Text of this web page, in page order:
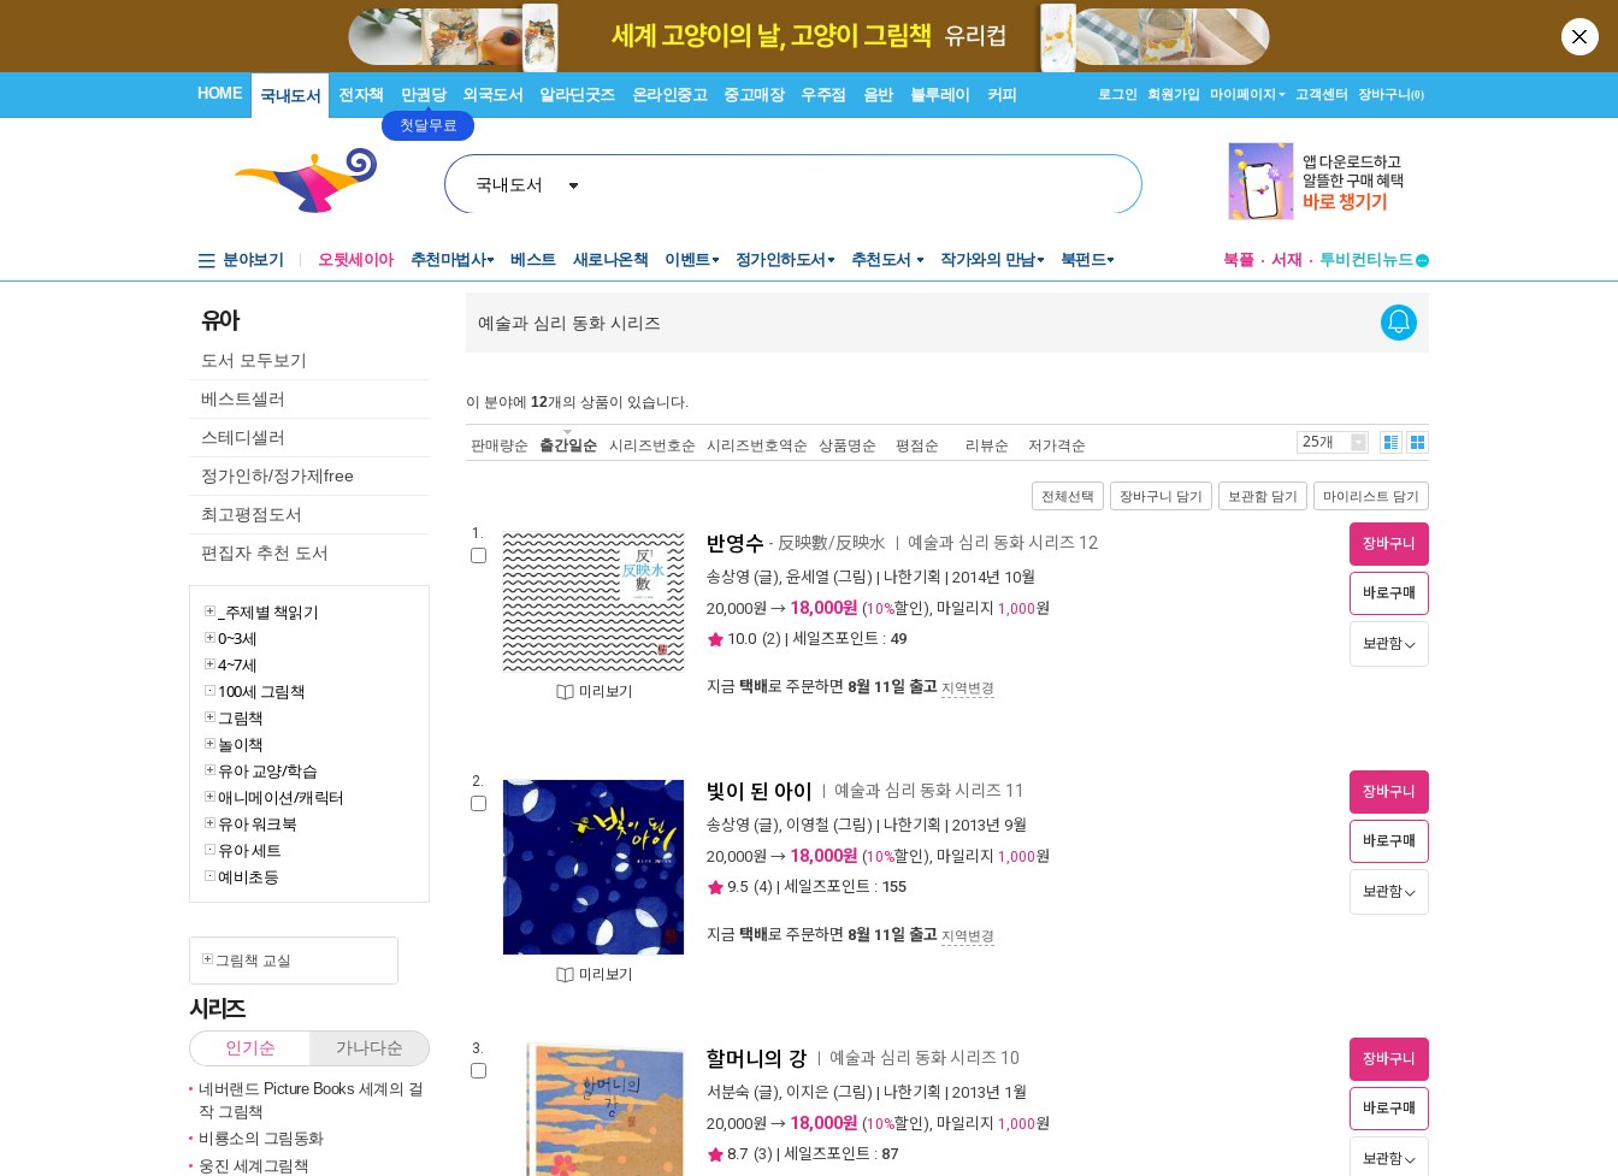
HOME 국내도서 전자책 만권당
첫달무료
외국도서 알라딘굿즈 온라인중고 중고매장 우주점 음반 블루레이 커피 로그인 회원가입 마이페이지 고객센터 장바구니(0)
국내도서
분야보기 오뒷세이아 추천마법사 베스트 새로나온책 이벤트 정가인하도서 추천도서 작가와의 만남 북펀드 북플 서재
투비컨티뉴드
투비컨티뉴드
유아
도서 모두보기
베스트셀러
스테디셀러
정가인하/정가제free
최고평점도서
편집자 추천 도서
_주제별 책읽기
0~3세
4~7세
100세 그림책
그림책
놀이책
유아 교양/학습
애니메이션/캐릭터
유아 워크북
유아 세트
예비초등
그림책 교실
시리즈
인기순 가나다순
네버랜드 Picture Books 세계의 걸
작 그림책
비룡소의 그림동화
웅진 세계그림책
예술과 심리 동화 시리즈
이 분야에 12개의 상품이 있습니다.
판매량순 출간일순 시리즈번호순 시리즈번호역순 상품명순 평점순 리뷰순 저가격순 25개
전체선택 장바구니 담기 보관함 담기 마이리스트 담기
1.
미리보기
반영수 - 反映數/反映水 예술과 심리 동화 시리즈 12
송상영 (글), 윤세열 (그림) | 나한기획 | 2014년 10월
20,000원 → 18,000원 (10%할인), 마일리지 1,000원
10.0 (2) | 세일즈포인트 : 49
지금 택배로 주문하면 8월 11일 출고 지역변경
장바구니
바로구매
보관함
2.
미리보기
빛이 된 아이 예술과 심리 동화 시리즈 11
송상영 (글), 이영철 (그림) | 나한기획 | 2013년 9월
20,000원 → 18,000원 (10%할인), 마일리지 1,000원
9.5 (4) | 세일즈포인트 : 155
지금 택배로 주문하면 8월 11일 출고 지역변경
장바구니
바로구매
보관함
3. 할머니의 강 예술과 심리 동화 시리즈 10
서분숙 (글), 이지은 (그림) | 나한기획 | 2013년 1월
20,000원 → 18,000원 (10%할인), 마일리지 1,000원
8.7 (3) | 세일즈포인트 : 87
장바구니
바로구매
보관함